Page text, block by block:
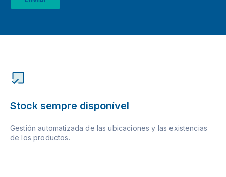
Stock sempre disponível
Gestión automatizada de las ubicaciones y las existencias
de los productos.